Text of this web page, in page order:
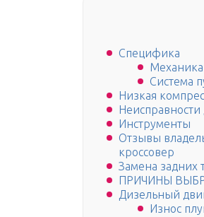
Специфика
Механика
Система
Низкая
Инструменты
Отзывы
кроссовер
Замена задних
ПРИЧИНЫ
Дизельный
Износ